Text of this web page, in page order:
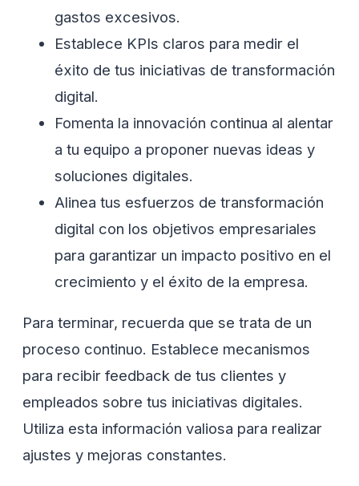
gastos excesivos.
Establece KPIs claros para medir el
éxito de tus iniciativas de transformación
digital.
Fomenta la innovación continua al alentar
a tu equipo a proponer nuevas ideas y
soluciones digitales.
Alinea tus esfuerzos de transformación
digital con los objetivos empresariales
para garantizar un impacto positivo en el
crecimiento y el éxito de la empresa.
Para terminar, recuerda que se trata de un
proceso continuo. Establece mecanismos
para recibir feedback de tus clientes y
empleados sobre tus iniciativas digitales.
Utiliza esta información valiosa para realizar
ajustes y mejoras constantes.